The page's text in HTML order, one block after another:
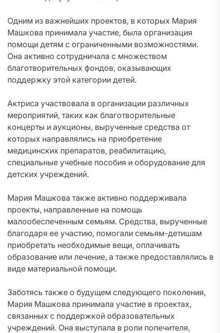
Одним из важнейших проектов, в которых Мария
Машкова принимала участие, была организация
помощи детям с ограниченными возможностями.
Она активно сотрудничала с множеством
благотворительных фондов, оказывающих
поддержку этой категории детей.
Актриса участвовала в организации различных
мероприятий, таких как благотворительные
концерты и аукционы, вырученные средства от
которых направлялись на приобретение
медицинских препаратов, реабилитацию,
специальные учебные пособия и оборудование для
детских учреждений.
Мария Машкова также активно поддерживала
проекты, направленные на помощь
малообеспеченным семьям. Средства, вырученные
благодаря ее участию, помогали семьям-детишам
приобретать необходимые вещи, оплачивать
образование или лечение, а также предоставлялись в
виде материальной помощи.
Заботясь также о будущем следующего поколения,
Мария Машкова принимала участие в проектах,
связанных с поддержкой образовательных
учреждений. Она выступала в роли попечителя,